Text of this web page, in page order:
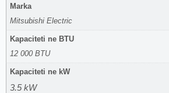
Marka
Mitsubishi Electric
Kapaciteti ne BTU
12 000 BTU
Kapaciteti ne kW
3.5 kW